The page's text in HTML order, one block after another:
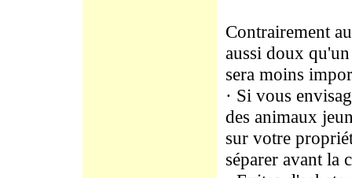
Contrairement
aussi doux
sera moins
· Si vous
des animaux
sur votre
séparer avant la